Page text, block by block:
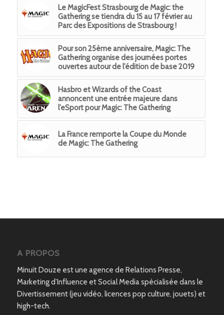
Le MagicFest Strasbourg de Magic: the
Gathering se tiendra du 15 au 17 février au
Parc des Expositions de Strasbourg !
Pour son 25ème anniversaire, Magic: The
Gathering organise des journées portes
ouvertes autour de l’édition de base 2019
Hasbro et Wizards of the Coast
annoncent une entrée majeure dans
l’eSport pour Magic: The Gathering
La France remporte la Coupe du Monde
de Magic: The Gathering
A PROPOS
Minuit Douze est une agence de Relations Presse,
Marketing d’Influence et Social Media spécialisée dans le
Divertissement (jeu vidéo, licences pop culture, jouets) et
high-tech.